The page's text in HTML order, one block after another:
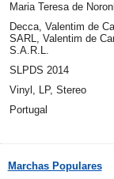
Maria Teresa de
Decca, Valentim de
SARL, Valentim de
S.A.R.L.
SLPDS 2014
Vinyl, LP, Stereo
Portugal
Marchas Populares